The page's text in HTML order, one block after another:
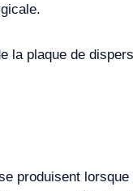
la plaque de
produisent